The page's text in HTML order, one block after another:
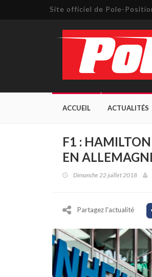
Site officiel de Pole-
ACCUEIL ACTUALITÉS
F1 :
EN
Dimanche 22 juillet 2018
Partagez l'actualité